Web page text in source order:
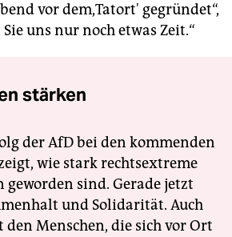
vor dem,Tatort' gegründet“,
Sie uns nur noch etwas Zeit.“
stärken
der AfD bei den kommenden
wie stark rechtsextreme
sind. Gerade jetzt
und Solidarität. Auch
Menschen, die sich vor Ort